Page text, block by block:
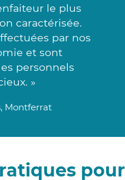
le plus
caractérisée.
par nos
et sont
personnels
»
Montferrat
pour